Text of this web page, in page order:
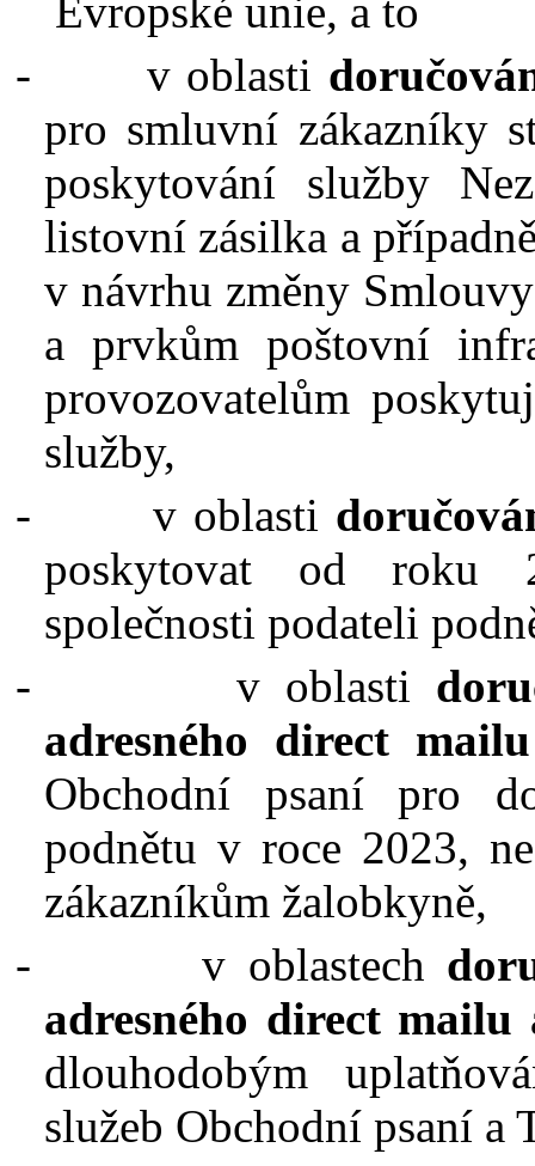
Evropské unie, a to
-
v oblasti
pro smluvní zákazníky
poskytování služby
listovní zásilka a
v návrhu změny
a prvkům poštovní
provozovatelům
služby,
-
v oblasti
poskytovat od roku
společnosti podateli
-
v oblasti
adresného direct
Obchodní psaní pro
podnětu v roce 2023,
zákazníkům žalobkyně,
-
v oblastech
adresného direct
dlouhodobým
služeb Obchodní psaní a